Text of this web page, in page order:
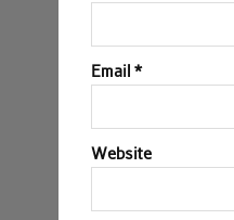
Email*
Website